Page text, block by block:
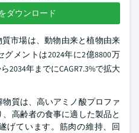
ダウンロード
市場は、動物由来と植物由来
メントは2024年に2億8800万
2034年までにCAGR7.3%で拡大
質は、高いアミノ酸プロファ
高齢者の食事に適した製品と
げています。筋肉の維持、回